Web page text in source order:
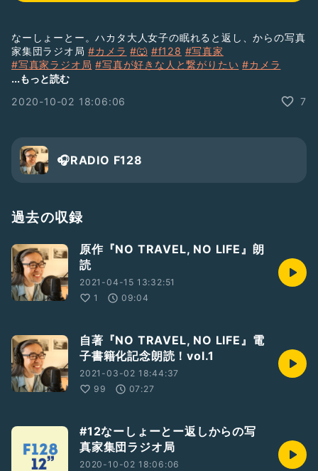
なーしょーとー。ハカタ大人女子の眠れると返し、からの写真
家集団ラジオ局#カメラ #🐺 #f128 #写真家
#写真家ラジオ局 #写真が好きな人と繋がりたい #カメラ
#写真 #カメラ女子
...もっと読む
2020-10-02 18:06:06
7
🎧RADIO F128
過去の収録
原作『NO TRAVEL, NO LIFE』朗
読
2021-04-15 13:32:51
1
09:04
自著『NO TRAVEL, NO LIFE』電
子書籍化記念朗読！vol.1
2021-03-02 18:44:37
99
07:27
#12なーしょーとー返しからの写
真家集団ラジオ局
2020-10-02 18:06:06